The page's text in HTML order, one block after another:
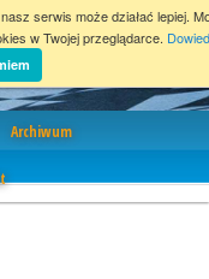
Archiwum
serwis może działać lepiej.
w Twojej przeglądarce.